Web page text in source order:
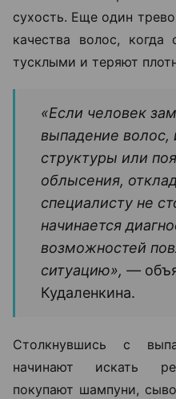
сухость. Еще один
качества волос, когда
тусклыми и теряют
«Если человек
выпадение волос,
структуры или
облысения,
специалисту не
начинается
возможностей
ситуацию», —
Кудаленкина.
Столкнувшись с
начинают искать
покупают шампуни,